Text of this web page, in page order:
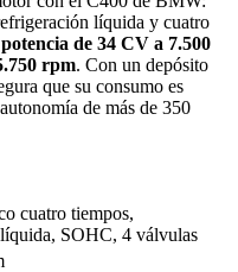
líquida y cuatro
potencia de 34 CV a 7.500
rpm. Con un depósito
que su consumo es
de más de 350
cuatro tiempos,
SOHC, 4 válvulas